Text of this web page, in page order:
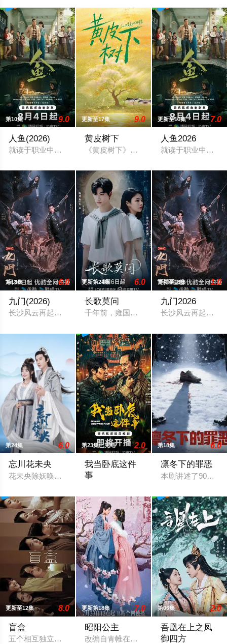
第10集 9.0
人鱼(2026)
就读于职业中学培训部的花季女生苏琳（黄杨钿甜 饰），虽自
更新至17集 9.0
黄皮树下
《黄皮树下》是由中央广播电视总台农
更新至10集 7.0
人鱼2026
就读于职业中学培
第18集 6.0
九门(2026)
长沙风云再起之时，张启山（陈伟霆 饰）与吴老狗（曾舜晞 饰
更新第24集 6.0
长歌莫问
千年前，雍国泥塑世家楚门因进贡的“十
更新至18集 1.0
九门2026
长沙风云再起之时
第24集 6.0
忘川花未央
花未央除妖唤醒簪中战神百里忘川元神，二人共感相连，一同寻
第23集已完结 2.0
我当卧底这件
事
第18集 6.0
凛冬下的罪恶
本剧讲述了90年代
更新至12集 8.0
盲盒
五个相互独立，又彼此呼应的故事——用一场精心策划的“夏令营
更新第18集 7.0
昭阳公主
改编自青帷在晋江文学城的小说《平阳公
第06集 2.0
吾凰在上之凤
御四方